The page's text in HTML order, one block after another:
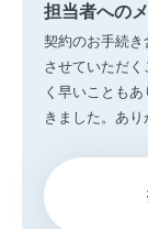
担当者への
契約のお手続き
させていただ
く早いことも
きました。あり